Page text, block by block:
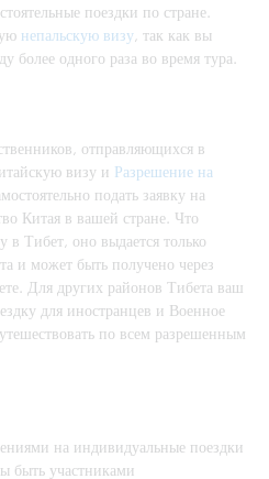
поездки по стране.
непальскую визу, так как вы
более одного раза во время тура.
отправляющихся в
визу и Разрешение на
подать заявку на
Китая в вашей стране. Что
в Тибет, оно выдается только
и может быть получено через
Для других районов Тибета ваш
для иностранцев и Военное
по всем разрешенным
на индивидуальные поездки
быть участниками